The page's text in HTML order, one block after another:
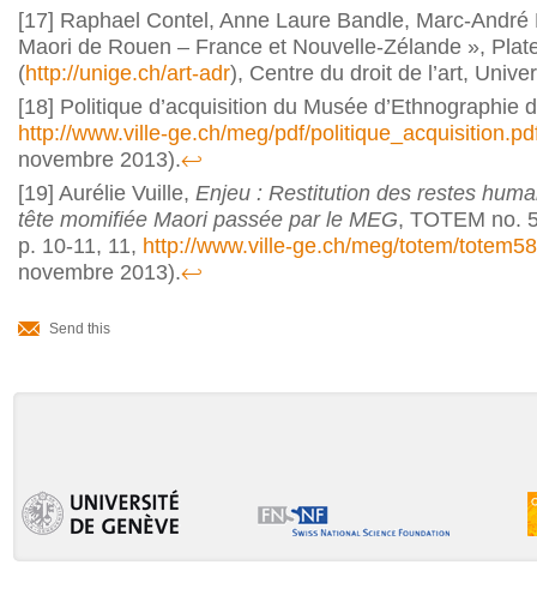
[17] Raphael Contel, Anne Laure Bandle, Marc-
Maori de Rouen – France et Nouvelle-Zélande »,
(http://unige.ch/art-adr), Centre du droit de l’art,
[18] Politique d’acquisition du Musée d’Ethnographie
http://www.ville-ge.ch/meg/pdf/
novembre 2013).‎↩
[19] Aurélie Vuille, Enjeu : Restitution des restes
tête momifiée Maori passée par le MEG, TOTEM no.
p. 10-11, 11, http://www.ville-ge.ch/meg/totem/
novembre 2013).↩
ActionsSend this